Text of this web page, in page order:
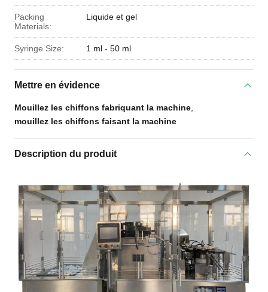
Packing
Materials:
Liquide et gel
Syringe Size: 1 ml - 50 ml
Mettre en évidence
Mouillez les chiffons fabriquant la machine
mouillez les chiffons faisant la machine
Description du produit